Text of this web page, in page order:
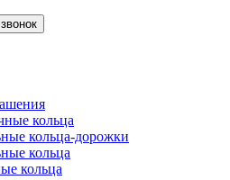
кольца
кольца-дорожки
кольца
кольца